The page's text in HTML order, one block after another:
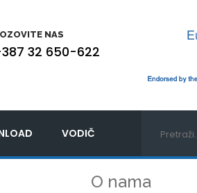
NAS
32 650-622
VODIČ
O nama